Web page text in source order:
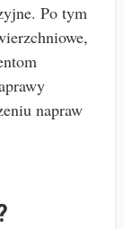
Po tym
napraw